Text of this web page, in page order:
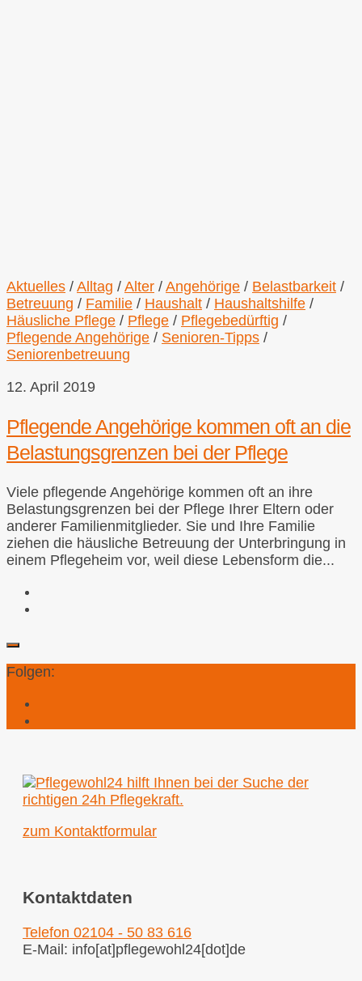
Aktuelles / Alltag / Alter / Angehörige / Belastbarkeit /
Betreuung / Familie / Haushalt / Haushaltshilfe /
Häusliche Pflege / Pflege / Pflegebedürftig /
Pflegende Angehörige / Senioren-Tipps /
Seniorenbetreuung
12. April 2019
Pflegende Angehörige kommen oft an die
Belastungsgrenzen bei der Pflege
Viele pflegende Angehörige kommen oft an ihre
Belastungsgrenzen bei der Pflege Ihrer Eltern oder
anderer Familienmitglieder. Sie und Ihre Familie
ziehen die häusliche Betreuung der Unterbringung in
einem Pflegeheim vor, weil diese Lebensform die...
Folgen:
zum Kontaktformular
Kontaktdaten
Telefon 02104 - 50 83 616
E-Mail: info[at]pflegewohl24[dot]de